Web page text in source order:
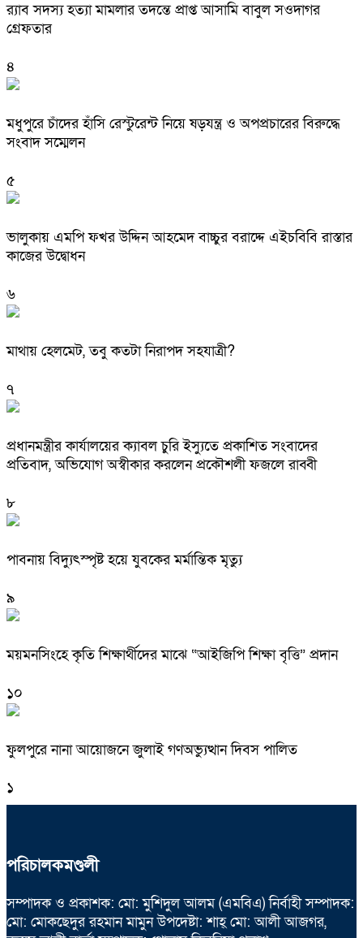
র‌্যাব সদস্য হত্যা মামলার তদন্তে প্রাপ্ত আসামি বাবুল সওদাগর
গ্রেফতার
৪
মধুপুরে চাঁদের হাঁসি রেস্টুরেন্ট নিয়ে ষড়যন্ত্র ও অপপ্রচারের বিরুদ্ধে
সংবাদ সম্মেলন
৫
ভালুকায় এমপি ফখর উদ্দিন আহমেদ বাচ্চুর বরাদ্দে এইচবিবি রাস্তার
কাজের উদ্বোধন
৬
মাথায় হেলমেট, তবু কতটা নিরাপদ সহযাত্রী?
৭
প্রধানমন্ত্রীর কার্যালয়ের ক্যাবল চুরি ইস্যুতে প্রকাশিত সংবাদের
প্রতিবাদ, অভিযোগ অস্বীকার করলেন প্রকৌশলী ফজলে রাব্বী
৮
পাবনায় বিদ্যুৎস্পৃষ্ট হয়ে যুব‌কের মর্মান্তিক মৃত্যু
৯
ময়মনসিংহে কৃতি শিক্ষার্থীদের মাঝে “আইজিপি শিক্ষা বৃত্তি” প্রদান
১০
ফুলপুরে নানা আয়োজনে জুলাই গণঅভ্যুত্থান দিবস পালিত
১
পরিচালকমণ্ডলী
সম্পাদক ও প্রকাশক: মো: মুশিদুল আলম (এমবিএ) নির্বাহী সম্পাদক:
মো: মোকছেদুর রহমান মামুন উপদেষ্টা: শাহ্ মো: আলী আজগর,